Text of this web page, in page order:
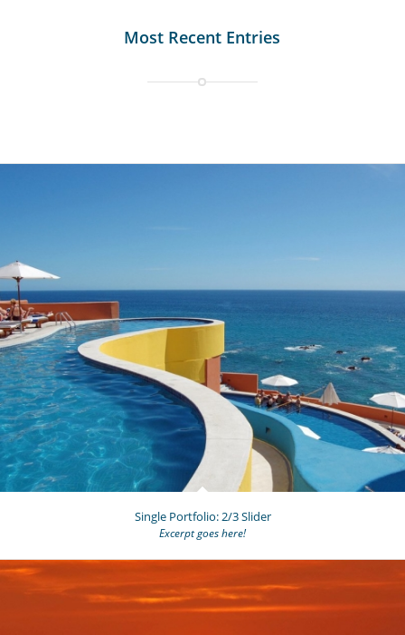
Most Recent Entries
Single Portfolio: 2/3 Slider
Excerpt goes here!